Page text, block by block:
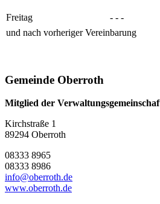
Freitag
- - -
und nach vorheriger Vereinbarung
Gemeinde Oberroth
Mitglied der
Kirchstraße 1
89294 Oberroth
08333 8965
08333 8986
info@oberroth.de
www.oberroth.de